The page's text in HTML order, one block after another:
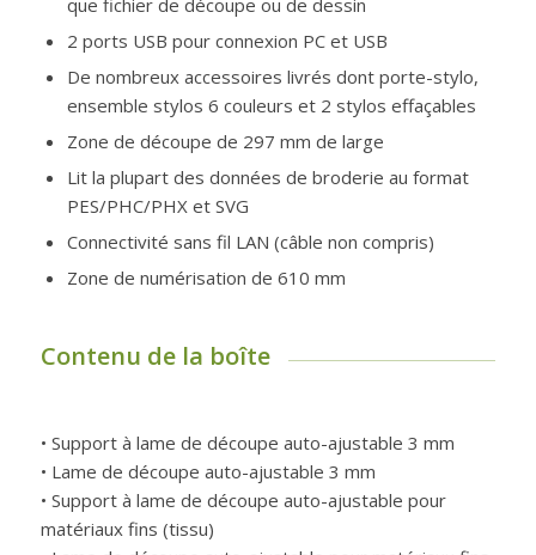
2 ports USB pour connexion PC et USB
De nombreux accessoires livrés dont porte-stylo,
ensemble stylos 6 couleurs et 2 stylos effaçables
Zone de découpe de 297 mm de large
Lit la plupart des données de broderie au format
PES/PHC/PHX et SVG
Connectivité sans fil LAN (câble non compris)
Zone de numérisation de 610 mm
Contenu de la boîte
• Support à lame de découpe auto-ajustable 3 mm
• Lame de découpe auto-ajustable 3 mm
• Support à lame de découpe auto-ajustable pour
matériaux fins (tissu)